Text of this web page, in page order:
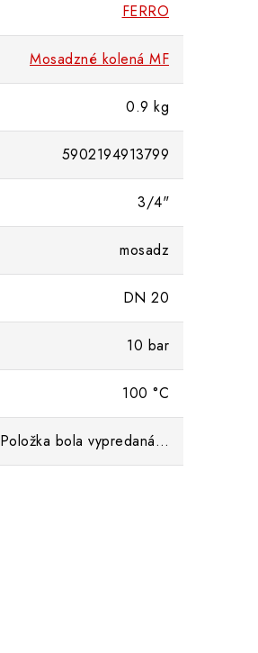
FERRO
Mosadzné kolená MF
0.9 kg
5902194913799
3/4"
mosadz
DN 20
10 bar
100 °C
Položka bola vypredaná…